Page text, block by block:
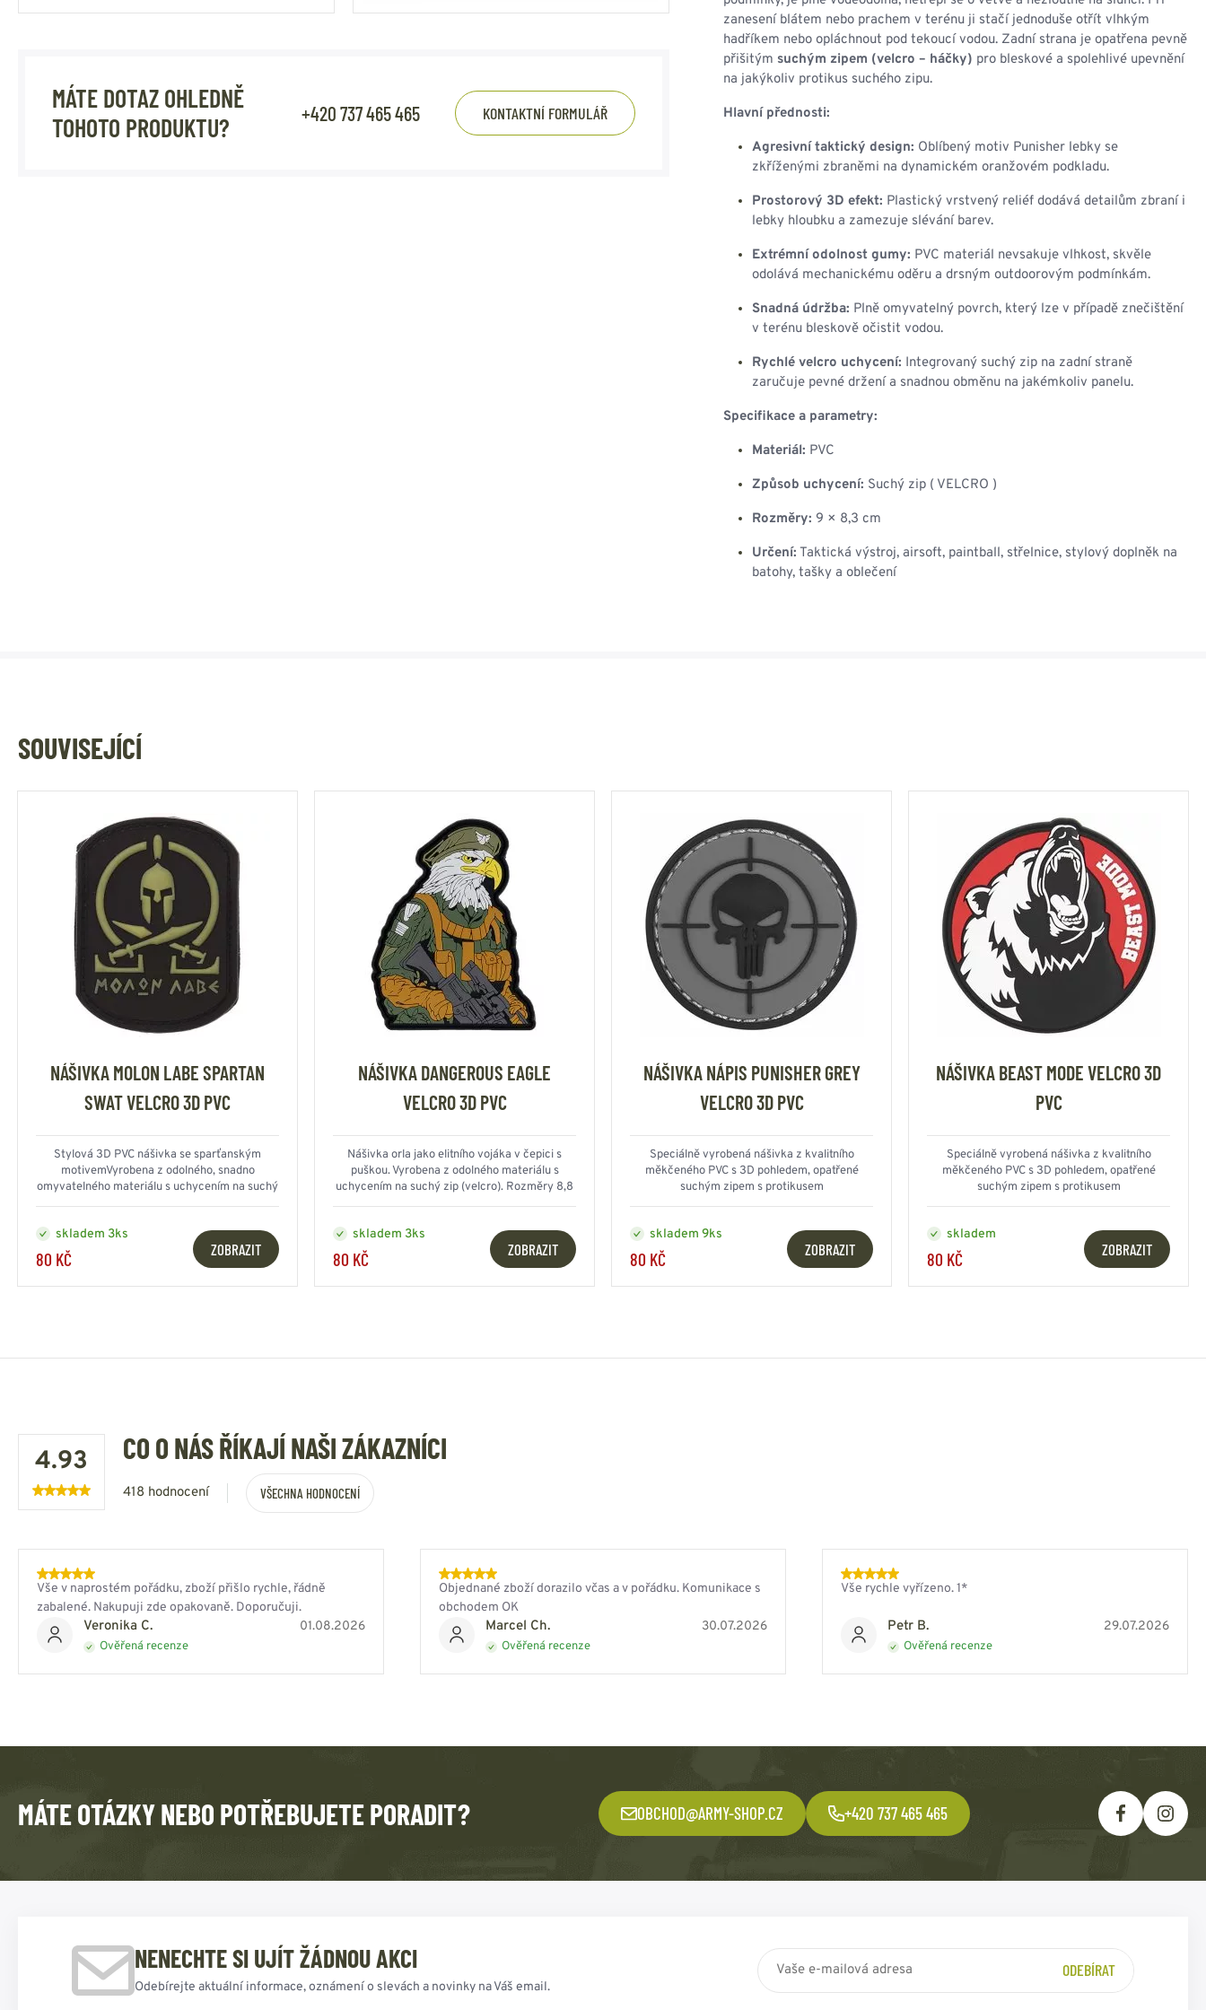
MÁTE DOTAZ OHLEDNĚ
TOHOTO PRODUKTU?
+420 737 465 465 KONTAKTNÍ FORMULÁŘ
zanesení blátem nebo prachem v terénu ji stačí jednoduše otřít vlhkým
hadříkem nebo opláchnout pod tekoucí vodou. Zadní strana je opatřena pevně
přišitým suchým zipem (velcro – háčky) pro bleskové a spolehlivé upevnění
na jakýkoliv protikus suchého zipu.
Hlavní přednosti:
Agresivní taktický design: Oblíbený motiv Punisher lebky se
zkříženými zbraněmi na dynamickém oranžovém podkladu.
Prostorový 3D efekt: Plastický vrstvený reliéf dodává detailům zbraní i
lebky hloubku a zamezuje slévání barev.
Extrémní odolnost gumy: PVC materiál nevsakuje vlhkost, skvěle
odolává mechanickému oděru a drsným outdoorovým podmínkám.
Snadná údržba: Plně omyvatelný povrch, který lze v případě znečištění
v terénu bleskově očistit vodou.
Rychlé velcro uchycení: Integrovaný suchý zip na zadní straně
zaručuje pevné držení a snadnou obměnu na jakémkoliv panelu.
Specifikace a parametry:
Materiál: PVC
Způsob uchycení: Suchý zip ( VELCRO )
Rozměry: 9 × 8,3 cm
Určení: Taktická výstroj, airsoft, paintball, střelnice, stylový doplněk na
batohy, tašky a oblečení
SOUVISEJÍCÍ
NÁŠIVKA MOLON LABE SPARTAN
SWAT VELCRO 3D PVC
Stylová 3D PVC nášivka se sparťanským
motivemVyrobena z odolného, snadno
omyvatelného materiálu s uchycením na suchý
zip (velcro).
skladem 3ks
80 KČ ZOBRAZIT
NÁŠIVKA DANGEROUS EAGLE
VELCRO 3D PVC
Nášivka orla jako elitního vojáka v čepici s
puškou. Vyrobena z odolného materiálu s
uchycením na suchý zip (velcro). Rozměry 8,8
× 7 cm.
skladem 3ks
80 KČ ZOBRAZIT
NÁŠIVKA NÁPIS PUNISHER GREY
VELCRO 3D PVC
Speciálně vyrobená nášivka z kvalitního
měkčeného PVC s 3D pohledem, opatřené
suchým zipem s protikusem
skladem 9ks
80 KČ ZOBRAZIT
NÁŠIVKA BEAST MODE VELCRO 3D
PVC
Speciálně vyrobená nášivka z kvalitního
měkčeného PVC s 3D pohledem, opatřené
suchým zipem s protikusem
skladem
80 KČ ZOBRAZIT
4.93 CO O NÁS ŘÍKAJÍ NAŠI ZÁKAZNÍCI
418 hodnocení VŠECHNA HODNOCENÍ
Veronika C. 01.08.2026
Ověřená recenze
Vše v naprostém pořádku, zboží přišlo rychle, řádně
zabalené. Nakupuji zde opakovaně. Doporučuji.
Marcel Ch. 30.07.2026
Ověřená recenze
Objednané zboží dorazilo včas a v pořádku. Komunikace s
obchodem OK
Petr B. 29.07.2026
Ověřená recenze
Vše rychle vyřízeno. 1*
MÁTE OTÁZKY NEBO POTŘEBUJETE PORADIT? OBCHOD@ARMY-SHOP.CZ +420 737 465 465
NENECHTE SI UJÍT ŽÁDNOU AKCI
Odebírejte aktuální informace, oznámení o slevách a novinky na Váš email.
ODEBÍRAT